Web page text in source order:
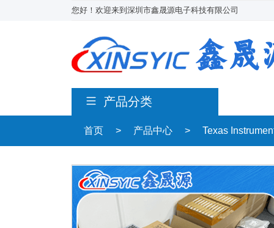
您好！欢迎来到深圳市鑫晟源电子科技有限公司
产品分类
首页 > 产品中心 > Texas